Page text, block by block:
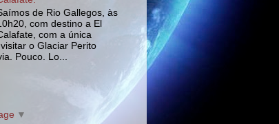
de Rio Gallegos, às
com destino a El
com a única
o Glaciar Perito
Pouco. Lo...
▼